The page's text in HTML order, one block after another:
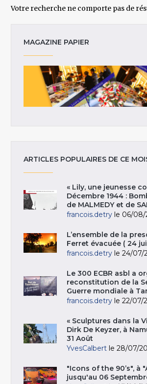
Votre recherche ne comporte pas de
MAGAZINE PAPIER
ARTICLES POPULAIRES DE CE
« Lily, une jeunesse
Décembre 1944 :
de MALMEDY et de
francois.detry le 06/08/
L’ensemble de la
Ferret évacuée ( 24
francois.detry le 24/07/
Le 300 ECBR asbl a
reconstitution de la
Guerre mondiale à
francois.detry le 22/07/
« Sculptures dans la
Dirk De Keyzer, à
31 Août
YvesCalbert le 28/07/
"Icons of the 90’s", à
jusqu'au 06